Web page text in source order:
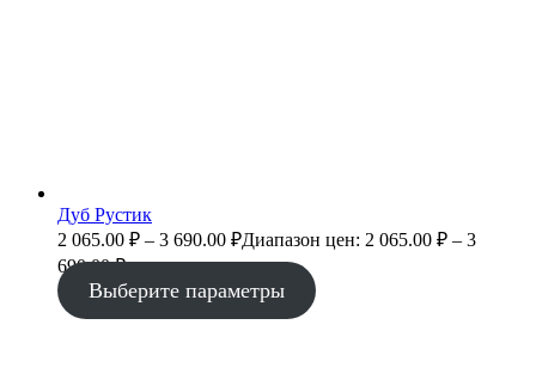
Дуб Рустик
2 065.00 ₽ – 3 690.00 ₽Диапазон цен: 2 065.00 ₽ – 3
690.00 ₽
Выберите параметры